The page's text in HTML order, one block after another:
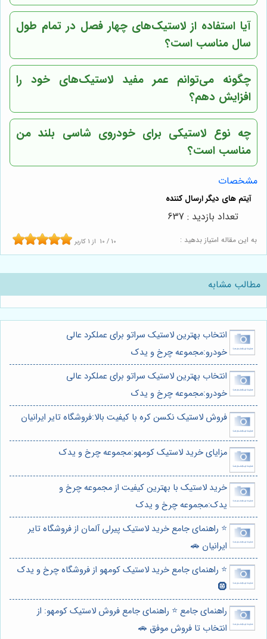
آیا استفاده از لاستیک‌های چهار فصل در تمام طول
سال مناسب است؟
چگونه می‌توانم عمر مفید لاستیک‌های خود را
افزایش دهم؟
چه نوع لاستیکی برای خودروی شاسی بلند من
مناسب است؟
مشخصات
به این مقاله امتیاز بدهید : 10 / 10 از 1 کاربر
تعداد بازدید : 637
مطالب مشابه
انتخاب بهترین لاستیک سراتو برای عملکرد عالی
خودرو:مجموعه چرخ و یدک
انتخاب بهترین لاستیک سراتو برای عملکرد عالی
خودرو:مجموعه چرخ و یدک
فروش لاستیک نکسن کره با کیفیت بالا:فروشگاه تایر ایرانیان
مزایای خرید لاستیک کومهو:مجموعه چرخ و یدک
خرید لاستیک با بهترین کیفیت از مجموعه چرخ و
یدک:مجموعه چرخ و یدک
⭐️ راهنمای جامع خرید لاستیک پیرلی آلمان از فروشگاه تایر
ایرانیان 🚗
⭐️ راهنمای جامع خرید لاستیک کومهو از فروشگاه چرخ و یدک
🛞
راهنمای جامع ⭐️ راهنمای جامع فروش لاستیک کومهو: از
انتخاب تا فروش موفق 🚗